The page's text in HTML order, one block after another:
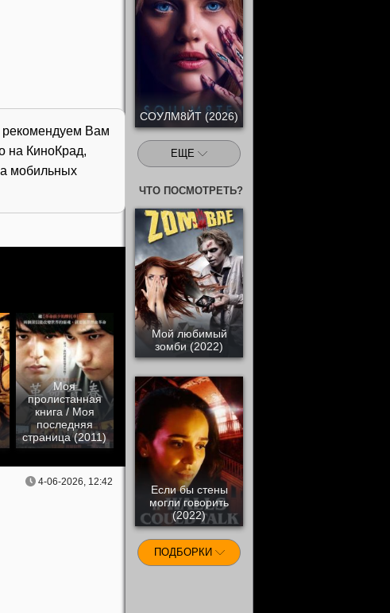
рекомендуем Вам
на КиноКрад,
мобильных
Моя
пролистанная
книга / Моя
последняя
страница (2011)
4-06-2026, 12:42
СОУЛМ8ЙТ (2026)
ЕЩЕ
ЧТО ПОСМОТРЕТЬ?
Мой любимый
зомби (2022)
Если бы стены
могли говорить
(2022)
ПОДБОРКИ